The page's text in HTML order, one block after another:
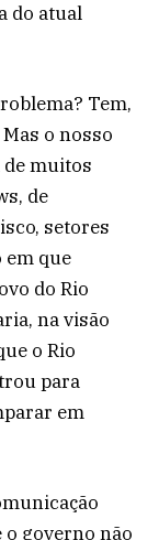
do atual
Tem,
o nosso
muitos
de
setores
em que
do Rio
na visão
o Rio
para
em
governo não